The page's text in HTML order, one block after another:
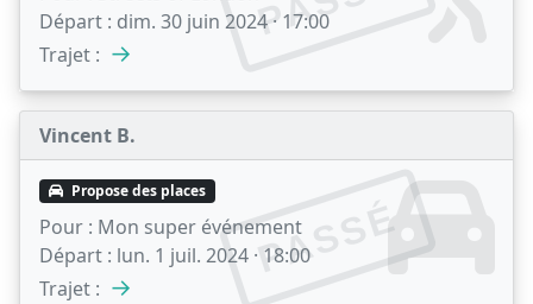
Départ : dim. 30 juin 2024 · 17:00
Trajet : →
Vincent B.
PASSÉ
Propose des places
Pour : Mon super événement
Départ : lun. 1 juil. 2024 · 18:00
Trajet : →